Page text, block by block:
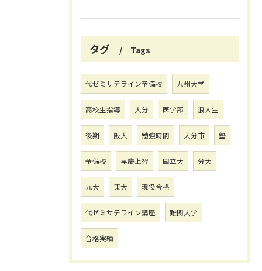
タグ Tags
代ゼミサテライン予備校 九州大学
高校生指導 大分 医学部 浪人生
後期 阪大 勉強時間 大分市 塾
予備校 早慶上智 国立大 分大
九大 東大 現役合格
代ゼミサテライン講座 難関大学
合格実績